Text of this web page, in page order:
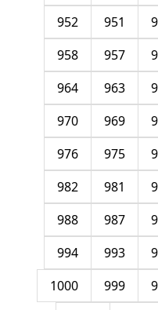
951
952
957
958
963
964
969
970
975
976
981
982
987
988
993
994
999
1000